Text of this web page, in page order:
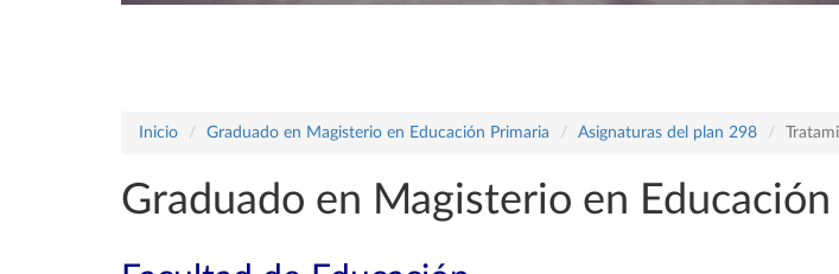
Inicio Graduado en Magisterio en Educación Primaria Asignaturas del plan 298
Graduado en Magisterio en